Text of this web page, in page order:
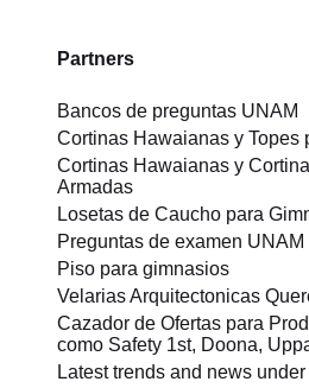
Partners
Bancos de preguntas UNAM
Cortinas Hawaianas y Topes
Cortinas Hawaianas y
Armadas
Losetas de Caucho para
Preguntas de examen UNAM
Piso para gimnasios
Velarias Arquitectonicas
Cazador de Ofertas para
como Safety 1st, Doona,
Latest trends and news under